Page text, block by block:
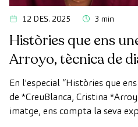
12 DES. 2025 3 min
Històries que ens
Arroyo, tècnica de
imatge
En l'especial “Històries que
de *CreuBlanca, Cristina
imatge, ens compta la seva